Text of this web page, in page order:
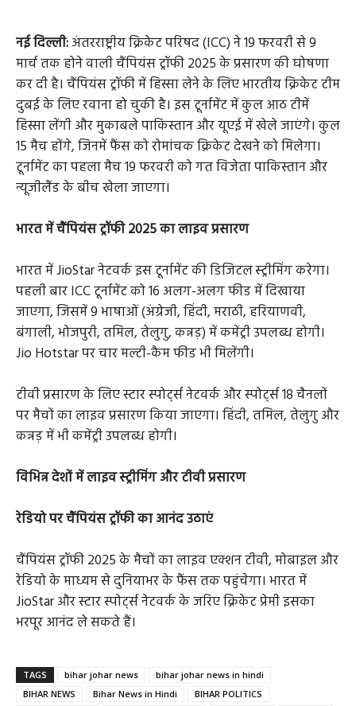
नई दिल्ली:अंतरराष्ट्रीय क्रिकेट परिषद (ICC) ने 19 फरवरी से 9
मार्च तक होने वाली चैंपियंस ट्रॉफी 2025 के प्रसारण की घोषणा
कर दी है। चैंपियंस ट्रॉफी में हिस्सा लेने के लिए भारतीय क्रिकेट टीम
दुबई के लिए रवाना हो चुकी है। इस टूर्नामेंट में कुल आठ टीमें
हिस्सा लेंगी और मुकाबले पाकिस्तान और यूएई में खेले जाएंगे। कुल
15 मैच होंगे, जिनमें फैंस को रोमांचक क्रिकेट देखने को मिलेगा।
टूर्नामेंट का पहला मैच 19 फरवरी को गत विजेता पाकिस्तान और
न्यूजीलैंड के बीच खेला जाएगा।
भारत में चैंपियंस ट्रॉफी 2025 का लाइव प्रसारण
भारत में JioStar नेटवर्क इस टूर्नामेंट की डिजिटल स्ट्रीमिंग करेगा।
पहली बार ICC टूर्नामेंट को 16 अलग-अलग फीड में दिखाया
जाएगा, जिसमें 9 भाषाओं (अंग्रेजी, हिंदी, मराठी, हरियाणवी,
बंगाली, भोजपुरी, तमिल, तेलुगु, कन्नड़) में कमेंट्री उपलब्ध होगी।
Jio Hotstar पर चार मल्टी-कैम फीड भी मिलेंगी।
टीवी प्रसारण के लिए स्टार स्पोर्ट्स नेटवर्क और स्पोर्ट्स 18 चैनलों
पर मैचों का लाइव प्रसारण किया जाएगा। हिंदी, तमिल, तेलुगु और
कन्नड़ में भी कमेंट्री उपलब्ध होगी।
विभिन्न देशों में लाइव स्ट्रीमिंग और टीवी प्रसारण
रेडियो पर चैंपियंस ट्रॉफी का आनंद उठाएं
चैंपियंस ट्रॉफी 2025 के मैचों का लाइव एक्शन टीवी, मोबाइल और
रेडियो के माध्यम से दुनियाभर के फैंस तक पहुंचेगा। भारत में
JioStar और स्टार स्पोर्ट्स नेटवर्क के जरिए क्रिकेट प्रेमी इसका
भरपूर आनंद ले सकते हैं।
TAGS bihar johar news
bihar johar news in hindi
BIHAR NEWS
Bihar News in Hindi
BIHAR POLITICS